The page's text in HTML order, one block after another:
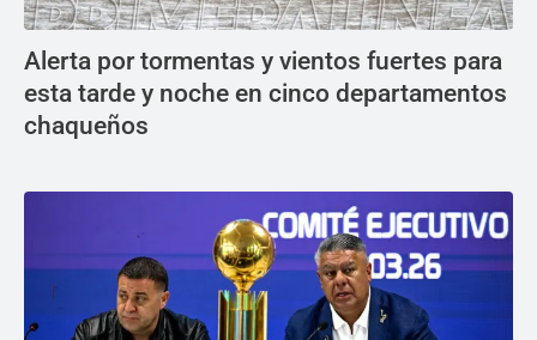
Alerta por tormentas y vientos fuertes para
esta tarde y noche en cinco departamentos
chaqueños